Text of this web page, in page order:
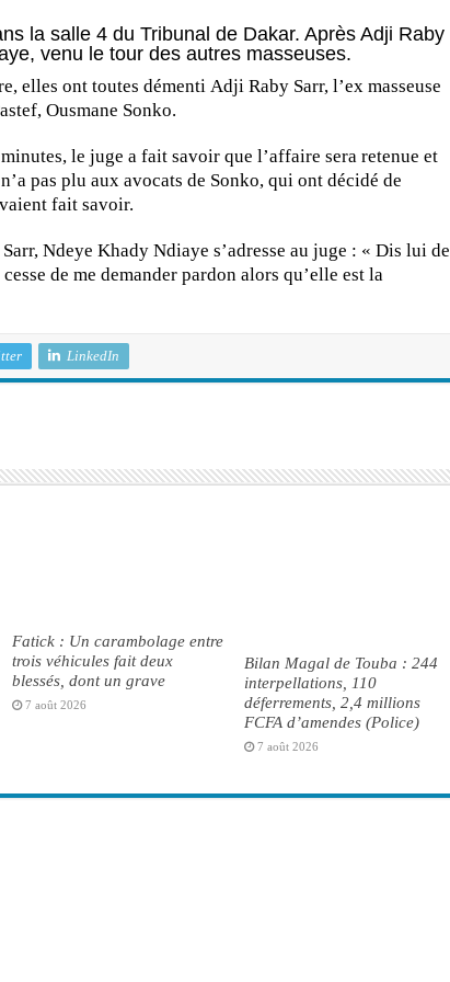
la salle 4 du Tribunal de Dakar. Après Adji Raby
venu le tour des autres masseuses.
elles ont toutes démenti Adji Raby Sarr, l’ex masseuse
Ousmane Sonko.
le juge a fait savoir que l’affaire sera retenue et
pas plu aux avocats de Sonko, qui ont décidé de
fait savoir.
Ndeye Khady Ndiaye s’adresse au juge : « Dis lui de
de me demander pardon alors qu’elle est la
LinkedIn
Fatick : Un carambolage entre
trois véhicules fait deux
blessés, dont un grave
7 août 2026
Bilan Magal de Touba : 244
interpellations, 110
déferrements, 2,4 millions
FCFA d’amendes (Police)
7 août 2026